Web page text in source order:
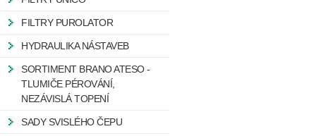
FILTRY PUROLATOR
HYDRAULIKA NÁSTAVEB
SORTIMENT BRANO ATESO -
TLUMIČE PÉROVÁNÍ,
NEZÁVISLÁ TOPENÍ
SADY SVISLÉHO ČEPU